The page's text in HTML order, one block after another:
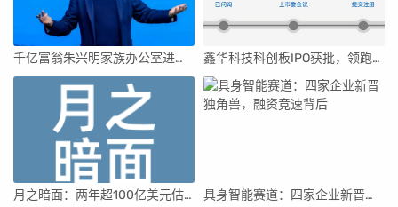
千亿富翁朱兴明家族办公室进军VC圈 鑫华科技科创板IPO获批，领跑国内半导体材料市场
月之暗面：两年超100亿美元估值，K2.5引领AI新纪元 具身智能赛道：四家企业新晋独角兽，融资竞速背后